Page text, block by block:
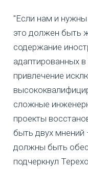
"Если нам и
это должен быть
содержание
адаптированных
привлечение
сложные
проекты
быть двух мнений
должны быть
подчеркнул